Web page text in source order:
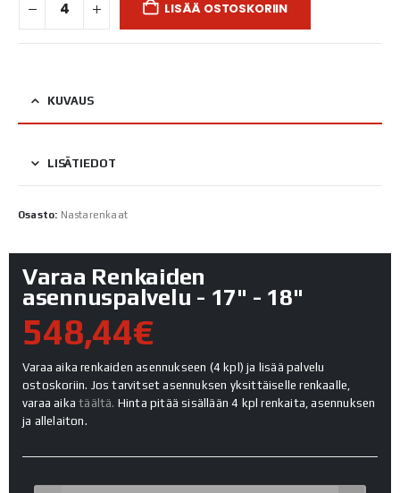
LISÄÄ OSTOSKORIIN
KUVAUS
LISÄTIEDOT
Osasto: Nastarenkaat
Varaa Renkaiden
asennuspalvelu - 17" - 18"
548,44€
Varaa aika renkaiden asennukseen (4 kpl) ja lisää palvelu
ostoskoriin. Jos tarvitset asennuksen yksittäiselle renkaalle,
varaa aikatäältä. Hinta pitää sisällään 4 kpl renkaita, asennuksen
ja allelaiton.